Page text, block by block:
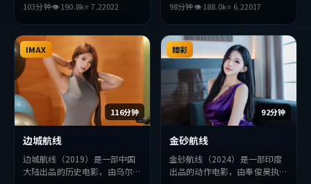
等主演。影片在叙事与视听上力
求突破，探讨人性与抉择，节奏
张弛有度，适合喜欢该类型的观
众完整观看。
103分钟👁190.8k⭐7.22022
等主演。影片在叙事与视听上力
求突破，探讨人性与抉择，节奏
张弛有度，适合喜欢该类型的观
众完整观看。
98分钟👁188.0k⭐ 6.22017
116分钟
IMAX
边城航线
边城航线（2019）是一部中国
大陆出品的历史电影，由乌尔善
92分钟
臻彩
金砂航线
金砂航线（2024）是一部印度
出品的动作电影，由奉俊昊执